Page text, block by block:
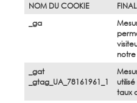
NOM DU COOKIE
_ga
notre
_gat
_gtag_UA_78161961_1
taux